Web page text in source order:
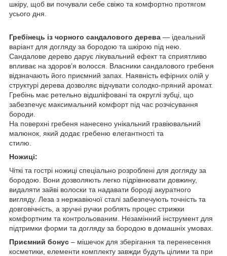
шкіру, щоб ви почували себе свіжо та комфортно протягом
усього дня.
Гребінець із чорного сандалового дерева — ідеальний
варіант для догляду за бородою та шкірою під нею.
Сандалове дерево дарує лікувальний ефект та сприятливо
впливає на здоров’я волосся. Власники сандалового гребеня
відзначають його приємний запах. Наявність ефірних олій у
структурі дерева дозволяє відчувати солодко-пряний аромат.
Гребінь має ретельно відшліфовані та округлі зубці, що
забезпечує максимальний комфорт під час розчісування
бороди.
На поверхні гребеня нанесено унікальний гравіювальний
малюнок, який додає гребеню елегантності та
стилю.
Ножиці:
Чіткі та гострі ножиці спеціально розроблені для догляду за
бородою. Вони дозволяють легко підрівнювати довжину,
видаляти зайві волоски та надавати бороді акуратного
вигляду. Леза з нержавіючої сталі забезпечують точність та
довговічність, а зручні ручки роблять процес стрижки
комфортним та контрольованим. Незамінний інструмент для
підтримки форми та догляду за бородою в домашніх умовах.
Приємний бонус – мішечок для зберігання та перенесення
косметики, елементи комплекту завжди будуть цілими та при